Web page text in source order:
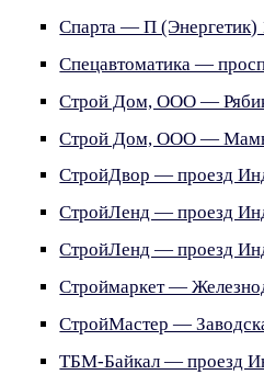
Спарта — П (Энергетик)
Спецавтоматика —
Строй Дом, ООО —
Строй Дом, ООО —
СтройДвор — проезд
СтройЛенд — проезд
СтройЛенд — проезд
Строймаркет —
СтройМастер —
ТБМ-Байкал — проезд